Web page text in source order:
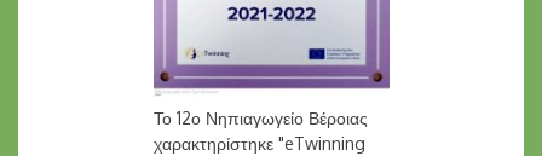
Το 12ο Νηπιαγωγείο Βέροιας
χαρακτηρίστηκε "eTwinning